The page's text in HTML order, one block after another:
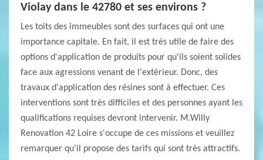
Violay dans le 42780 et ses environs ?
Les toits des immeubles sont des surfaces qui ont une
importance capitale. En fait, il est très utile de faire des
options d'application de produits pour qu'ils soient solides
face aux agressions venant de l'extérieur. Donc, des
travaux d'application des résines sont à effectuer. Ces
interventions sont très difficiles et des personnes ayant les
qualifications requises devront intervenir. M.Willy
Renovation 42 Loire s'occupe de ces missions et veuillez
remarquer qu'il propose des tarifs qui sont très attractifs.